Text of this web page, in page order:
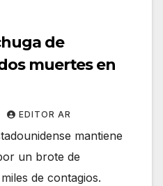
de
muertes en
EDITOR AR
mantiene
un brote de
de contagios.